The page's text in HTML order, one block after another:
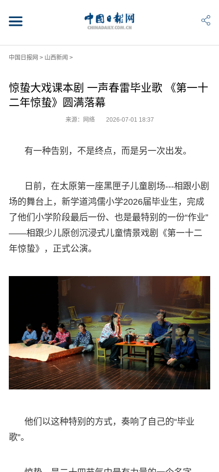
中国日报网 > 山西新闻 >
惊蛰大戏课本剧 一声春雷毕业歌 《第一十
二年惊蛰》圆满落幕
来源：网络 2026-07-01 18:37
有一种告别，不是终点，而是另一次出发。
日前，在太原第一座黑匣子儿童剧场---相跟小剧
场的舞台上，新学道鸿儒小学2026届毕业生，完成
了他们小学阶段最后一份、也是最特别的一份“作业”
——相跟少儿原创沉浸式儿童情景戏剧《第一十二
年惊蛰》，正式公演。
他们以这种特别的方式，奏响了自己的“毕业
歌”。